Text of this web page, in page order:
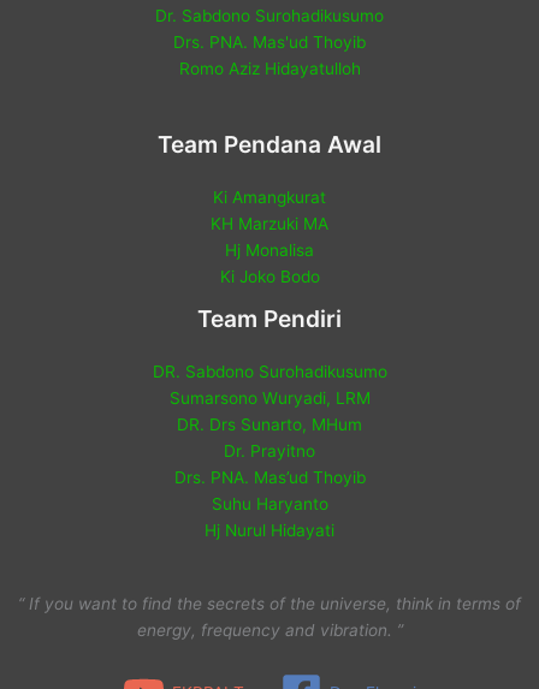
Dr. Sabdono Surohadikusumo
Drs. PNA. Mas'ud Thoyib
Romo Aziz Hidayatulloh
Team Pendana Awal
Ki Amangkurat
KH Marzuki MA
Hj Monalisa
Ki Joko Bodo
Team Pendiri
DR. Sabdono Surohadikusumo
Sumarsono Wuryadi, LRM
DR. Drs Sunarto, MHum
Dr. Prayitno
Drs. PNA. Mas’ud Thoyib
Suhu Haryanto
Hj Nurul Hidayati
“ If you want to find the secrets of the universe, think in terms of
energy, frequency and vibration. ”